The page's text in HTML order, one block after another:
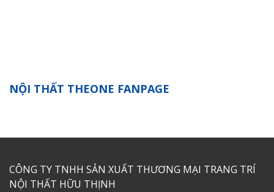
NỘI THẤT THEONE FANPAGE
CÔNG TY TNHH SẢN XUẤT THƯƠNG MẠI TRANG TRÍ
NỘI THẤT HỮU THỊNH